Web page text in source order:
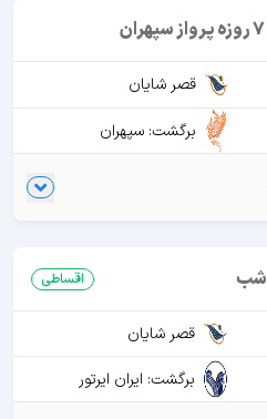
قصر شایان
برگشت: سپهران
اقساطی
قصر شایان
برگشت: ایران ایرتور